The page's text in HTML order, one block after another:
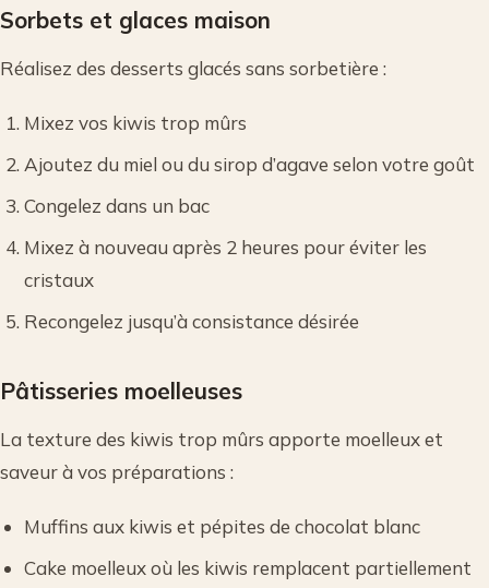
Sorbets et glaces maison
Réalisez des desserts glacés sans sorbetière :
Mixez vos kiwis trop mûrs
Ajoutez du miel ou du sirop d’agave selon votre goût
Congelez dans un bac
Mixez à nouveau après 2 heures pour éviter les
cristaux
Recongelez jusqu’à consistance désirée
Pâtisseries moelleuses
La texture des kiwis trop mûrs apporte moelleux et
saveur à vos préparations :
Muffins aux kiwis et pépites de chocolat blanc
Cake moelleux où les kiwis remplacent partiellement